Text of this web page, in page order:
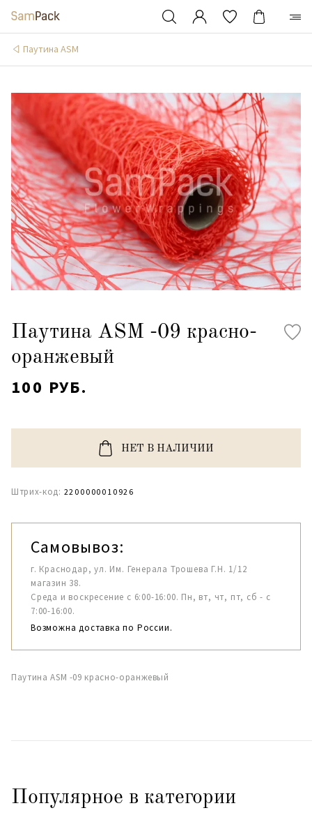
Паутина ASM
Паутина ASM -09 красно-
оранжевый
100 РУБ.
НЕТ В НАЛИЧИИ
Штрих-код: 2200000010926
Самовывоз:
г. Краснодар, ул. Им. Генерала Трошева Г.Н. 1/12
магазин 38.
Среда и воскресение с 6:00-16:00. Пн, вт, чт, пт, сб - с
7:00-16:00.
Возможна доставка по России.
Паутина ASM -09 красно-оранжевый
Популярное в категории